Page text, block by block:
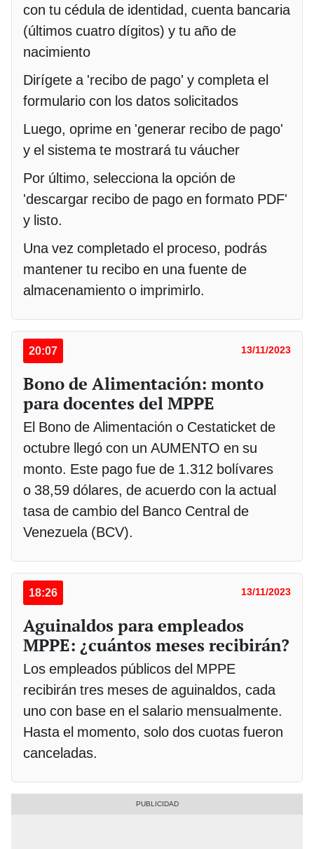
con tu cédula de identidad, cuenta bancaria
(últimos cuatro dígitos) y tu año de
nacimiento
Dirígete a 'recibo de pago' y completa el
formulario con los datos solicitados
Luego, oprime en 'generar recibo de pago'
y el sistema te mostrará tu váucher
Por último, selecciona la opción de
'descargar recibo de pago en formato PDF'
y listo.
Una vez completado el proceso, podrás
mantener tu recibo en una fuente de
almacenamiento o imprimirlo.
20:07 13/11/2023
Bono de Alimentación: monto
para docentes del MPPE
El Bono de Alimentación o Cestaticket de
octubre llegó con un AUMENTO en su
monto. Este pago fue de 1.312 bolívares
o 38,59 dólares, de acuerdo con la actual
tasa de cambio del Banco Central de
Venezuela (BCV).
18:26 13/11/2023
Aguinaldos para empleados
MPPE: ¿cuántos meses recibirán?
Los empleados públicos del MPPE
recibirán tres meses de aguinaldos, cada
uno con base en el salario mensualmente.
Hasta el momento, solo dos cuotas fueron
canceladas.